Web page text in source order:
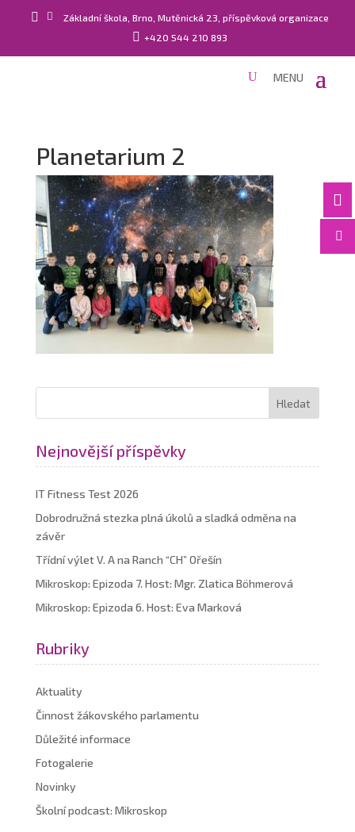
  Základní škola, Brno, Mutěnická 23, příspěvková organizace
 +420 544 210 893


Planetarium 2
Nejnovější příspěvky
IT Fitness Test 2026
Dobrodružná stezka plná úkolů a sladká odměna na
závěr
Třídní výlet V. A na Ranch “CH” Ořešín
Mikroskop: Epizoda 7. Host: Mgr. Zlatica Böhmerová
Mikroskop: Epizoda 6. Host: Eva Marková
Rubriky
Aktuality
Činnost žákovského parlamentu
Důležité informace
Fotogalerie
Novinky
Školní podcast: Mikroskop